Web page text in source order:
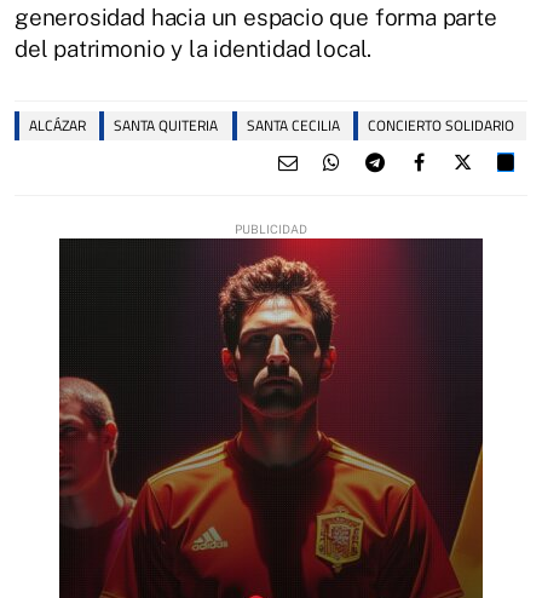
generosidad hacia un espacio que forma parte
del patrimonio y la identidad local.
ALCÁZAR SANTA QUITERIA SANTA CECILIA CONCIERTO SOLIDARIO